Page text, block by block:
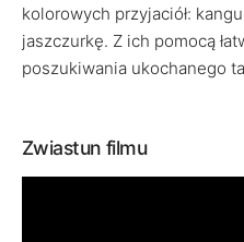
kolorowych przyjaciół:
jaszczurkę. Z ich pomocą
poszukiwania ukochanego
Zwiastun filmu